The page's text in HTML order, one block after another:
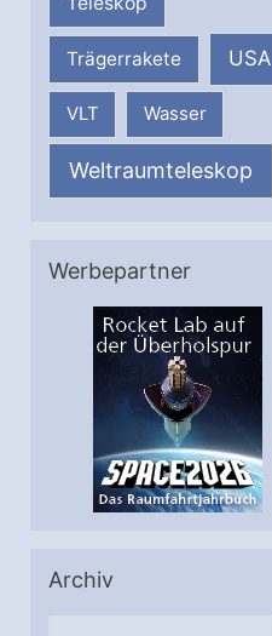
Trägerrakete USA
VLT Wasser
Weltraumteleskop
Werbepartner
Archiv